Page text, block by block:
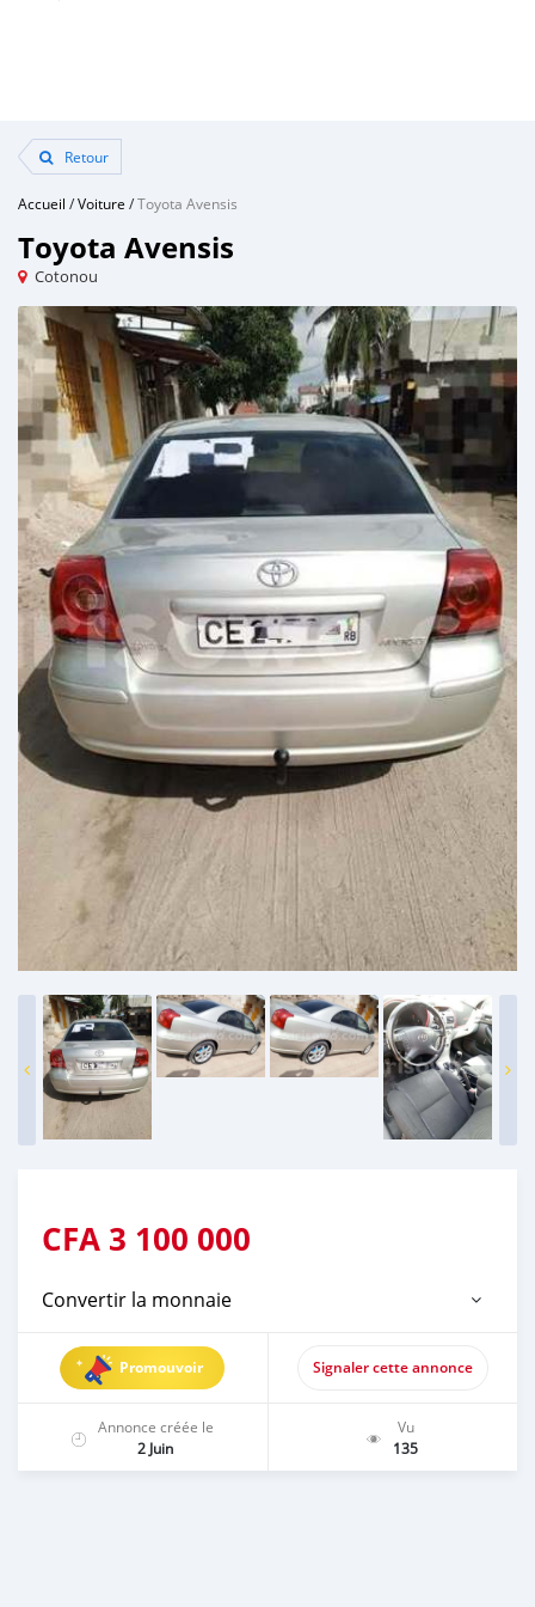
Retour
Accueil /Voiture /Toyota Avensis
Toyota Avensis
Cotonou
CFA 3 100 000
Convertir la monnaie
Promouvoir Signaler cette annonce
Annonce créée le
2 Juin
Vu
135